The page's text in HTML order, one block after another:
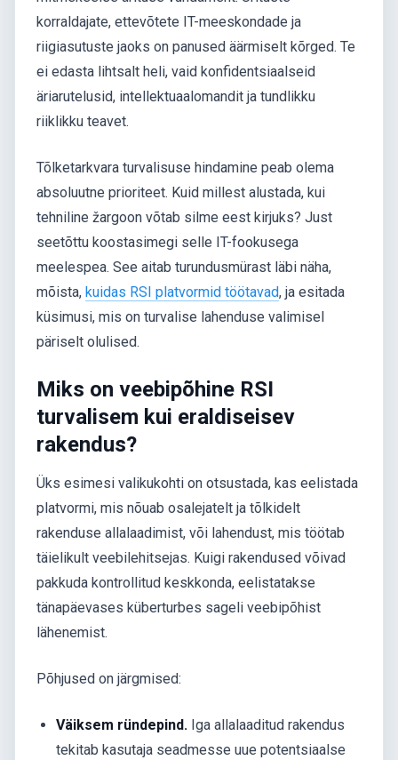
korraldajate, ettevõtete IT-meeskondade ja
riigiasutuste jaoks on panused äärmiselt kõrged. Te
ei edasta lihtsalt heli, vaid konfidentsiaalseid
äriarutelusid, intellektuaalomandit ja tundlikku
riiklikku teavet.
Tõlketarkvara turvalisuse hindamine peab olema
absoluutne prioriteet. Kuid millest alustada, kui
tehniline žargoon võtab silme eest kirjuks? Just
seetõttu koostasimegi selle IT-fookusega
meelespea. See aitab turundusmürast läbi näha,
mõista, kuidas RSI platvormid töötavad, ja esitada
küsimusi, mis on turvalise lahenduse valimisel
päriselt olulised.
Miks on veebipõhine RSI
turvalisem kui eraldiseisev
rakendus?
Üks esimesi valikukohti on otsustada, kas eelistada
platvormi, mis nõuab osalejatelt ja tõlkidelt
rakenduse allalaadimist, või lahendust, mis töötab
täielikult veebilehitsejas. Kuigi rakendused võivad
pakkuda kontrollitud keskkonda, eelistatakse
tänapäevases küberturbes sageli veebipõhist
lähenemist.
Põhjused on järgmised:
Väiksem ründepind. Iga allalaaditud rakendus
tekitab kasutaja seadmesse uue potentsiaalse